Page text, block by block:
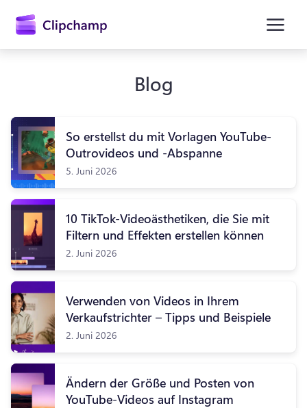
Anmelden
Kostenlos testen
Blog
So erstellst du mit Vorlagen YouTube-
Outrovideos und -Abspanne
5. Juni 2026
10 TikTok-Videoästhetiken, die Sie mit
Filtern und Effekten erstellen können
2. Juni 2026
Verwenden von Videos in Ihrem
Verkaufstrichter – Tipps und Beispiele
2. Juni 2026
Ändern der Größe und Posten von
YouTube-Videos auf Instagram